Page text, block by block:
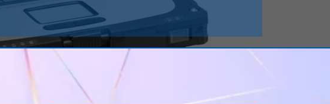
от 2900 ₽ Заказать
от 1200 ₽